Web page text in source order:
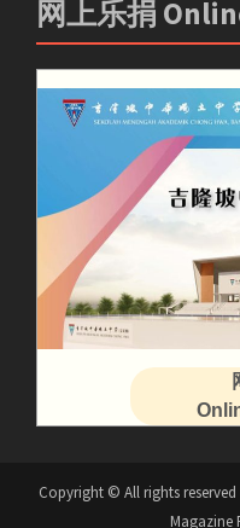
网上乐捐
Copyright © All rights
Magazine